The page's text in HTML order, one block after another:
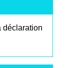
déclaration